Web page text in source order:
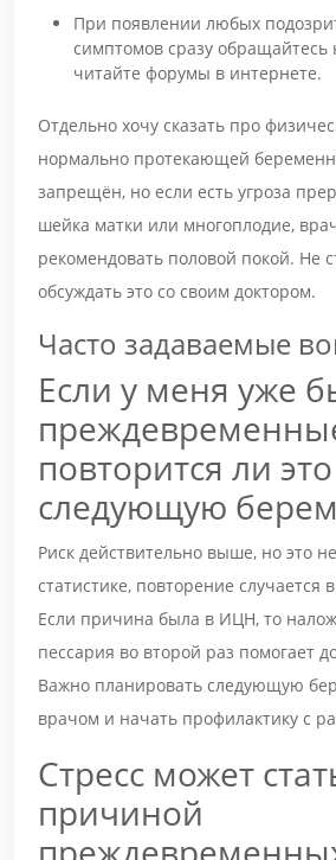
При появлении любых
симптомов сразу обращайтесь
читайте форумы в интернете.
Отдельно хочу сказать про
нормально протекающей
запрещён, но если есть угроза
шейка матки или многоплодие,
рекомендовать половой покой. Не
обсуждать это со своим доктором.
Часто задаваемые
Если у меня уже
повторится ли
следующую
Риск действительно выше, но это
статистике, повторение случается
Если причина была в ИЦН, то
пессария во второй раз помогает
Важно планировать следующую
врачом и начать профилактику с
Стресс может
причиной